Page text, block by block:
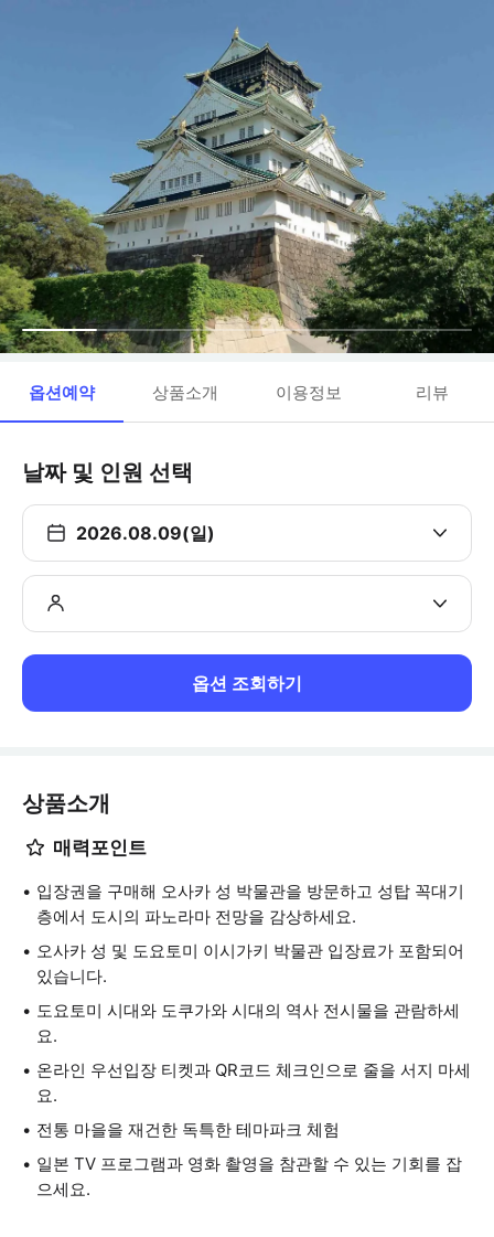
옵션예약 상품소개 이용정보 리뷰
날짜 및 인원 선택
2026.08.09(일)
옵션 조회하기
상품소개
매력포인트
입장권을 구매해 오사카 성 박물관을 방문하고 성탑 꼭대기
층에서 도시의 파노라마 전망을 감상하세요.
오사카 성 및 도요토미 이시가키 박물관 입장료가 포함되어
있습니다.
도요토미 시대와 도쿠가와 시대의 역사 전시물을 관람하세
요.
온라인 우선입장 티켓과 QR코드 체크인으로 줄을 서지 마세
요.
전통 마을을 재건한 독특한 테마파크 체험
일본 TV 프로그램과 영화 촬영을 참관할 수 있는 기회를 잡
으세요.